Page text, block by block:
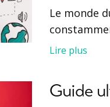
Le monde
Lire plus
Guide